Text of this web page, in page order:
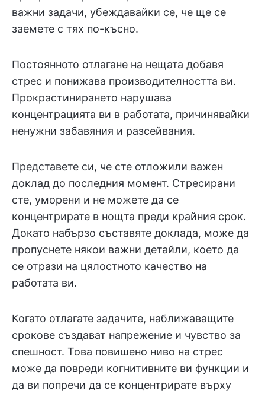
важни задачи, убеждавайки се, че ще се
заемете с тях по-късно.
Постоянното отлагане на нещата добавя
стрес и понижава производителността ви.
Прокрастинирането нарушава
концентрацията ви в работата, причинявайки
ненужни забавяния и разсейвания.
Представете си, че сте отложили важен
доклад до последния момент. Стресирани
сте, уморени и не можете да се
концентрирате в нощта преди крайния срок.
Докато набързо съставяте доклада, може да
пропуснете някои важни детайли, което да
се отрази на цялостното качество на
работата ви.
Когато отлагате задачите, наближаващите
срокове създават напрежение и чувство за
спешност. Това повишено ниво на стрес
може да повреди когнитивните ви функции и
да ви попречи да се концентрирате върху